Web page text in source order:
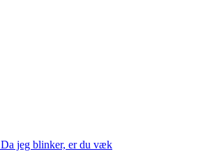
Da jeg blinker, er du væk